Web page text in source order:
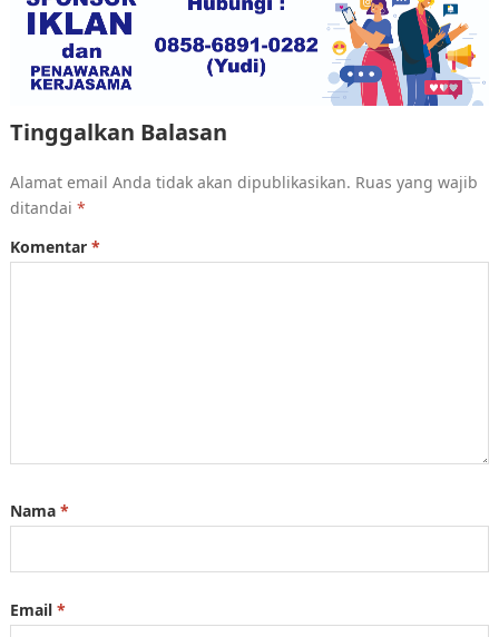
Tinggalkan Balasan
Alamat email Anda tidak akan dipublikasikan. Ruas yang wajib
ditandai *
Komentar *
Nama *
Email *